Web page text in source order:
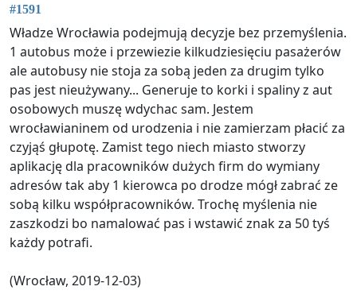
#1591
Władze Wrocławia podejmują decyzje bez przemyślenia.
1 autobus może i przewiezie kilkudziesięciu pasażerów
ale autobusy nie stoja za sobą jeden za drugim tylko
pas jest nieużywany... Generuje to korki i spaliny z aut
osobowych muszę wdychac sam. Jestem
wrocławianinem od urodzenia i nie zamierzam płacić za
czyjąś głupotę. Zamist tego niech miasto stworzy
aplikację dla pracowników dużych firm do wymiany
adresów tak aby 1 kierowca po drodze mógł zabrać ze
sobą kilku współpracowników. Trochę myślenia nie
zaszkodzi bo namalować pas i wstawić znak za 50 tyś
każdy potrafi.
(Wrocław, 2019-12-03)